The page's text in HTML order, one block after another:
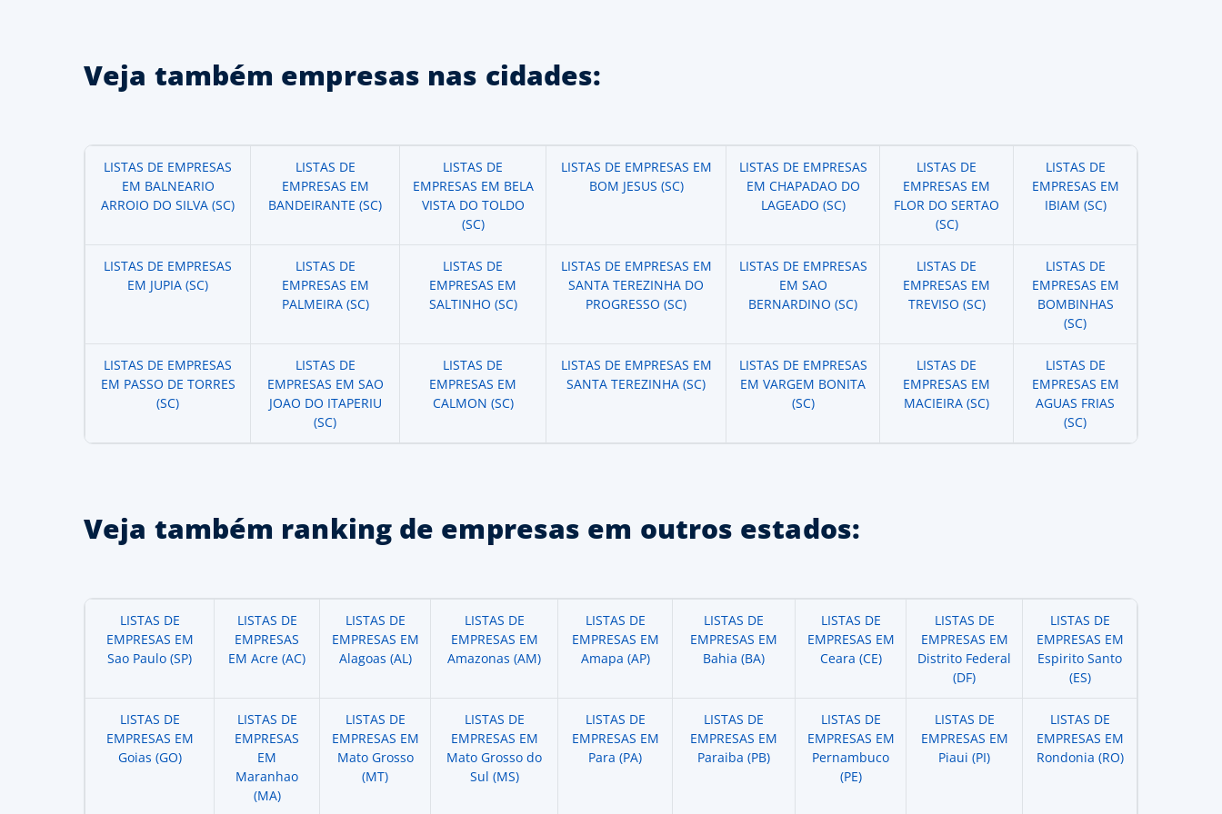
Veja também empresas nas cidades:
LISTAS DE EMPRESAS
EM BALNEARIO
ARROIO DO SILVA (SC)
LISTAS DE
EMPRESAS EM
BANDEIRANTE (SC)
LISTAS DE
EMPRESAS EM BELA
VISTA DO TOLDO
(SC)
LISTAS DE EMPRESAS EM
BOM JESUS (SC)
LISTAS DE EMPRESAS
EM CHAPADAO DO
LAGEADO (SC)
LISTAS DE
EMPRESAS EM
FLOR DO SERTAO
(SC)
LISTAS DE
EMPRESAS EM
IBIAM (SC)
LISTAS DE EMPRESAS
EM JUPIA (SC)
LISTAS DE
EMPRESAS EM
PALMEIRA (SC)
LISTAS DE
EMPRESAS EM
SALTINHO (SC)
LISTAS DE EMPRESAS EM
SANTA TEREZINHA DO
PROGRESSO (SC)
LISTAS DE EMPRESAS
EM SAO
BERNARDINO (SC)
LISTAS DE
EMPRESAS EM
TREVISO (SC)
LISTAS DE
EMPRESAS EM
BOMBINHAS
(SC)
LISTAS DE EMPRESAS
EM PASSO DE TORRES
(SC)
LISTAS DE
EMPRESAS EM SAO
JOAO DO ITAPERIU
(SC)
LISTAS DE
EMPRESAS EM
CALMON (SC)
LISTAS DE EMPRESAS EM
SANTA TEREZINHA (SC)
LISTAS DE EMPRESAS
EM VARGEM BONITA
(SC)
LISTAS DE
EMPRESAS EM
MACIEIRA (SC)
LISTAS DE
EMPRESAS EM
AGUAS FRIAS
(SC)
Veja também ranking de empresas em outros estados:
LISTAS DE
EMPRESAS EM
Sao Paulo (SP)
LISTAS DE
EMPRESAS
EM Acre (AC)
LISTAS DE
EMPRESAS EM
Alagoas (AL)
LISTAS DE
EMPRESAS EM
Amazonas (AM)
LISTAS DE
EMPRESAS EM
Amapa (AP)
LISTAS DE
EMPRESAS EM
Bahia (BA)
LISTAS DE
EMPRESAS EM
Ceara (CE)
LISTAS DE
EMPRESAS EM
Distrito Federal
(DF)
LISTAS DE
EMPRESAS EM
Espirito Santo
(ES)
LISTAS DE
EMPRESAS EM
Goias (GO)
LISTAS DE
EMPRESAS
EM
Maranhao
(MA)
LISTAS DE
EMPRESAS EM
Mato Grosso
(MT)
LISTAS DE
EMPRESAS EM
Mato Grosso do
Sul (MS)
LISTAS DE
EMPRESAS EM
Para (PA)
LISTAS DE
EMPRESAS EM
Paraiba (PB)
LISTAS DE
EMPRESAS EM
Pernambuco
(PE)
LISTAS DE
EMPRESAS EM
Piaui (PI)
LISTAS DE
EMPRESAS EM
Rondonia (RO)